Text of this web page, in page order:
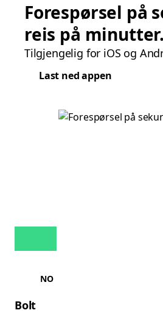
Forespørsel på
reis på minutter.
Tilgjengelig for iOS og
Last ned appen
NO
Bolt